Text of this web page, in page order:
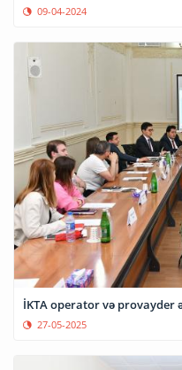
09-04-2024
İKTA operator və provayder
27-05-2025